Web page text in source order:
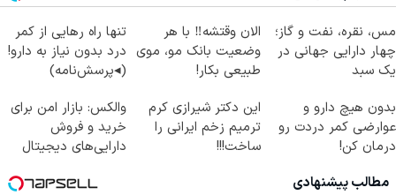
مس، نقره، نفت و گاز؛
چهار دارایی جهانی در
یک سبد
الان وقتشه‼️ با هر
وضعیت بانک مو، موی
طبیعی بکار!
تنها راه رهایی از کمر
درد بدون نیاز به دارو!
(◂پرسش‌نامه)
بدون هیچ دارو و
عوارضی کمر دردت رو
درمان کن!
این دکتر شیرازی کرم
ترمیم زخم ایرانی را
ساخت!!!
والکس: بازار امن برای
خرید و فروش
دارایی‌های دیجیتال
مطالب پیشنهادی